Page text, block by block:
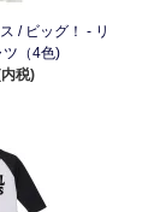
/ ビッグ！ - リ
ツ（4色)
税)